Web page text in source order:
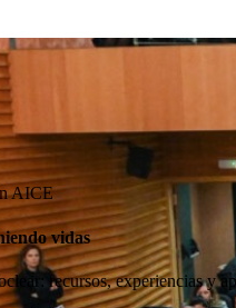
AICE
vidas
recursos, experiencias y